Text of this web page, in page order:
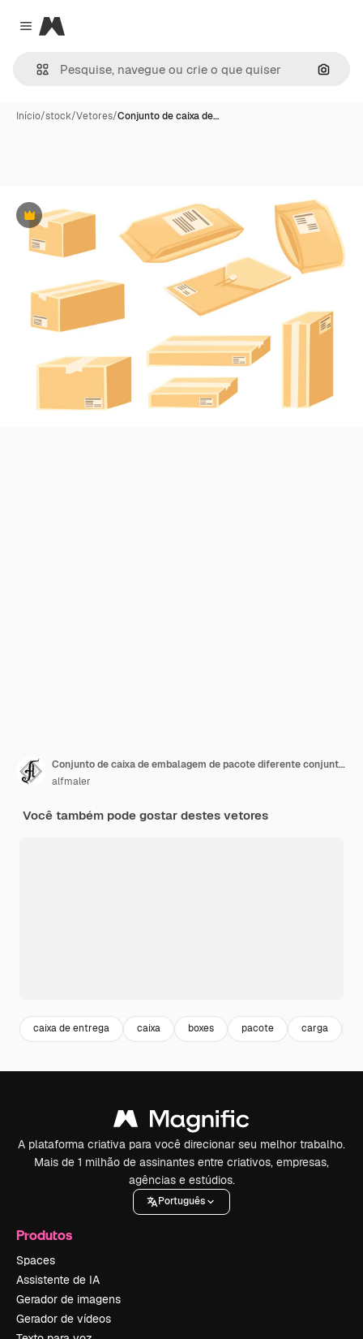
Close menu
Magnific
Início/stock/Vetores/Conjunto de caixa de…
Premium
Conjunto de caixa de embalagem de pacote diferente conjunto de material de papelão ilustração vetorial plana de fundo branco
alfmaler
Você também pode gostar destes vetores
caixa de entrega caixa boxes pacote carga
A plataforma criativa para você direcionar seu melhor trabalho.
Mais de 1 milhão de assinantes entre criativos, empresas,
agências e estúdios.
Português
Produtos
Spaces
Assistente de IA
Gerador de imagens
Gerador de vídeos